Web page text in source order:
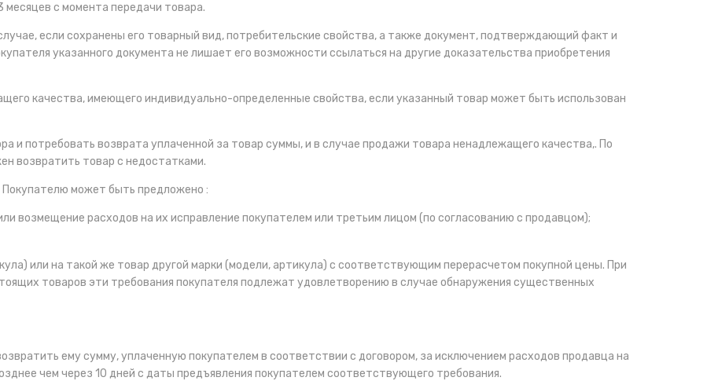
месяцев с момента передачи товара.
если сохранены его товарный вид, потребительские свойства, а также документ, подтверждающий факт и
указанного документа не лишает его возможности ссылаться на другие доказательства приобретения
качества, имеющего индивидуально-определенные свойства, если указанный товар может быть использован
и потребовать возврата уплаченной за товар суммы, и в случае продажи товара ненадлежащего качества,. По
возвратить товар с недостатками.
может быть предложено :
возмещение расходов на их исправление покупателем или третьим лицом (по согласованию с продавцом);
или на такой же товар другой марки (модели, артикула) с соответствующим перерасчетом покупной цены. При
товаров эти требования покупателя подлежат удовлетворению в случае обнаружения существенных
ему сумму, уплаченную покупателем в соответствии с договором, за исключением расходов продавца на
чем через 10 дней с даты предъявления покупателем соответствующего требования.